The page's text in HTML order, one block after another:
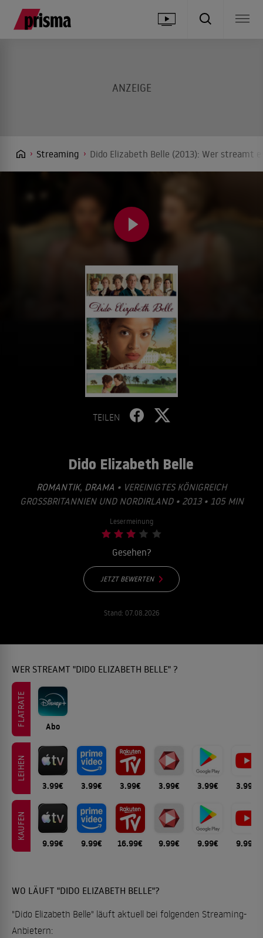
Streaming Dido Elizabeth Belle (2013): Wer streamt
TEILEN
Dido Elizabeth Belle
ROMANTIK, DRAMA • VEREINIGTES KÖNIGREICH
GROSSBRITANNIEN UND NORDIRLAND • 2013 • 105 MIN
Lesermeinung
Gesehen?
JETZT BEWERTEN
Stand: 07.08.2026
WER STREAMT "DIDO ELIZABETH BELLE" ?
FLATRATE Abo
LEIHEN
3.99€ 3.99€ 3.99€ 3.99€ 3.99€ 3.99€
KAUFEN
9.99€ 9.99€ 16.99€ 9.99€ 9.99€ 9.99€
WO LÄUFT "DIDO ELIZABETH BELLE"?
"Dido Elizabeth Belle" läuft aktuell bei folgenden Streaming-
Anbietern: